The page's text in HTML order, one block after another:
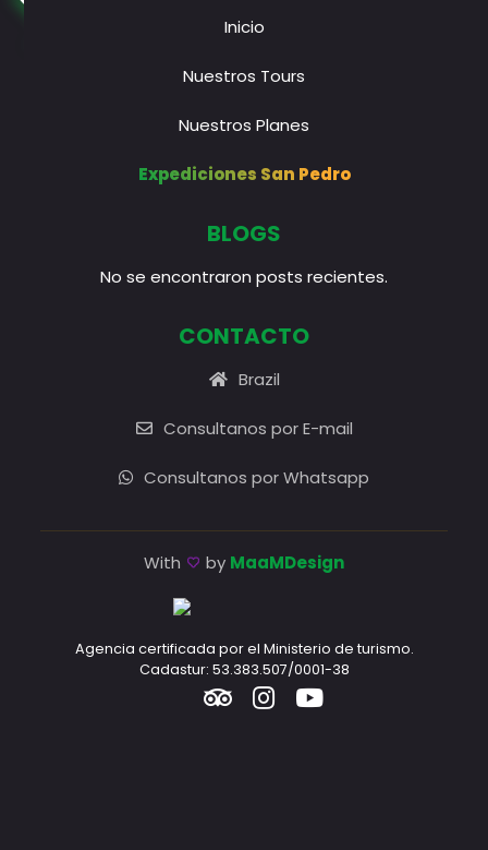
Inicio
Nuestros Tours
Nuestros Planes
Expediciones San Pedro
BLOGS
No se encontraron posts recientes.
CONTACTO
Brazil
Consultanos por E-mail
Consultanos por Whatsapp
With by MaaMDesign
Agencia certificada por el Ministerio de turismo.
Cadastur: 53.383.507/0001-38